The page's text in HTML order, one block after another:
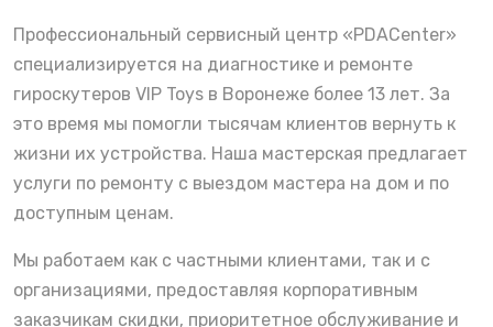
Профессиональный сервисный центр «PDACenter»
специализируется на диагностике и ремонте
гироскутеров VIP Toys в Воронеже более 13 лет. За
это время мы помогли тысячам клиентов вернуть к
жизни их устройства. Наша мастерская предлагает
услуги по ремонту с выездом мастера на дом и по
доступным ценам.
Мы работаем как с частными клиентами, так и с
организациями, предоставляя корпоративным
заказчикам скидки, приоритетное обслуживание и